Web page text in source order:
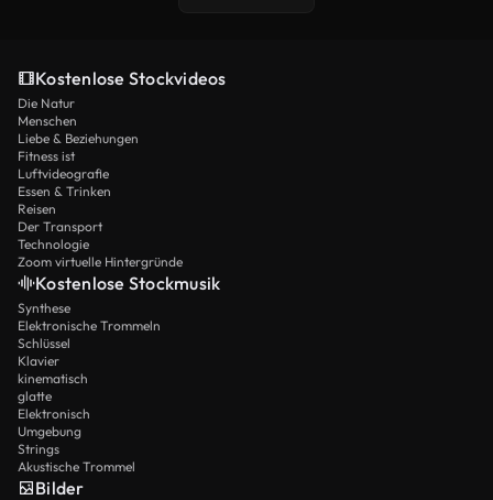
Kostenlose Stockvideos
Die Natur
Menschen
Liebe & Beziehungen
Fitness ist
Luftvideografie
Essen & Trinken
Reisen
Der Transport
Technologie
Zoom virtuelle Hintergründe
Kostenlose Stockmusik
Synthese
Elektronische Trommeln
Schlüssel
Klavier
kinematisch
glatte
Elektronisch
Umgebung
Strings
Akustische Trommel
Bilder